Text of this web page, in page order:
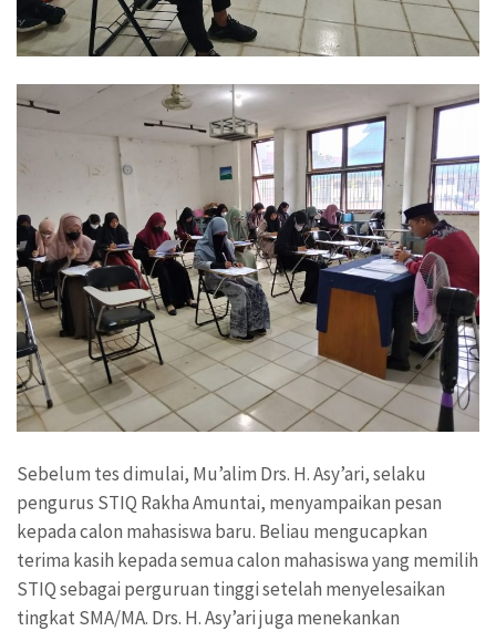
Sebelum tes dimulai, Mu’alim Drs. H. Asy’ari, selaku
pengurus STIQ Rakha Amuntai, menyampaikan pesan
kepada calon mahasiswa baru. Beliau mengucapkan
terima kasih kepada semua calon mahasiswa yang memilih
STIQ sebagai perguruan tinggi setelah menyelesaikan
tingkat SMA/MA. Drs. H. Asy’ari juga menekankan